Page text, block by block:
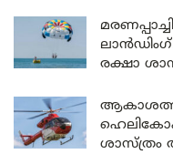
ലാൻഡിംഗ്!
രക്ഷാ
ശാസ്ത്രം